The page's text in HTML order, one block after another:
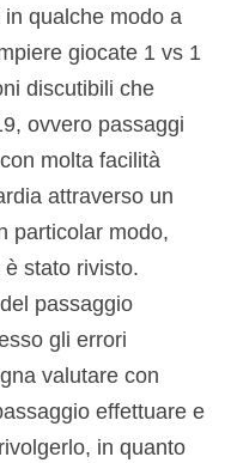
qualche modo a
giocate 1 vs 1
discutibili che
ovvero passaggi
molta facilità
attraverso un
particolar modo,
stato rivisto.
passaggio
gli errori
valutare con
effettuare e
in quanto